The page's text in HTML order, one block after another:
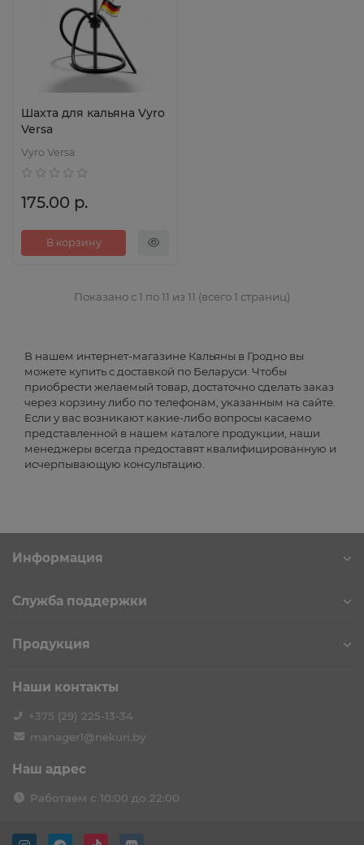
Шахта для кальяна Vyro
Versa
Vyro Versa
175.00 р.
В корзину
Показано с 1 по 11 из 11 (всего 1 страниц)
В нашем интернет-магазине Кальяны в Гродно вы
можете купить с доставкой по Беларуси. Чтобы
приобрести желаемый товар, достаточно сделать заказ
через корзину либо по телефонам, указанным на сайте.
Если у вас возникают какие-либо вопросы касаемо
представленной в нашем каталоге продукции, наши
менеджеры всегда предоставят квалифицированную и
исчерпывающую консультацию.
Информация
Служба поддержки
Продукция
Наши контакты
+375 (29) 225-13-34
manager1@nekuri.by
Наш адрес
Работаем с 10:00 до 22:00